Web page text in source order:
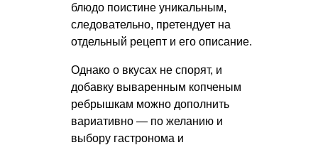
блюдо поистине уникальным,
следовательно, претендует на
отдельный рецепт и его описание.
Однако о вкусах не спорят, и
добавку вываренным копченым
ребрышкам можно дополнить
вариативно — по желанию и
выбору гастронома и